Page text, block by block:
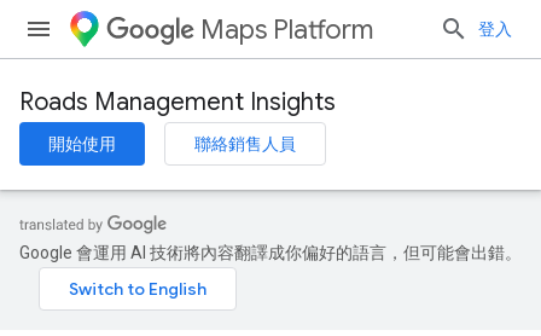
Maps Platform 登入
Roads Management Insights
開始使用 聯絡銷售人員
Google 會運用 AI 技術將內容翻譯成你偏好的語言，但可能會出錯。